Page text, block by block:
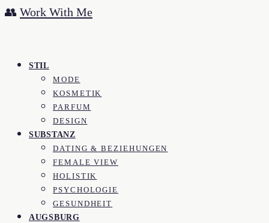
👥 Work With Me
STIL
MODE
KOSMETIK
PARFUM
DESIGN
SUBSTANZ
DATING & BEZIEHUNGEN
FEMALE VIEW
HOLISTIK
PSYCHOLOGIE
GESUNDHEIT
AUGSBURG